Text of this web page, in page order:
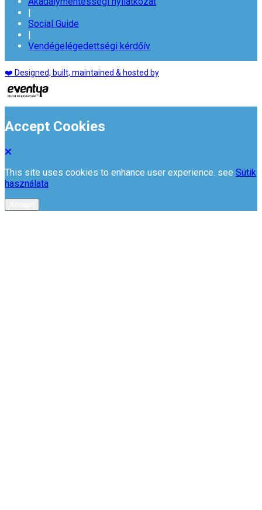
|
Social Guide
|
Vendégelégedettségi kérdőív
❤️ Designed, built, maintained & hosted by
Accept Cookies
This site uses cookies to enhance user experience. see Sütik
használata